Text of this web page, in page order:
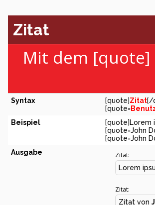
Zitat
Mit dem [quote]
Syntax [quote]Zitat[/
[quote=
Beispiel
[quote]Lorem
[quote=John
[quote=John
Ausgabe
Zitat:
Lorem
Zitat:
Zitat von